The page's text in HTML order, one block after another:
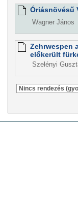
Óriásnövésű
Wagner János
Zehrwespen
előkerült
Szelényi